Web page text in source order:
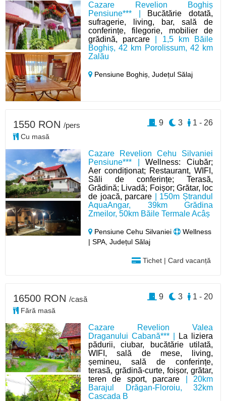
Cazare Revelion Boghiș
Pensiune*** | Bucătărie dotată,
sufragerie, living, bar, sală de
conferințe, filegorie, mobilier de
grădină, parcare | 1,5 km Băile
Boghiș, 42 km Porolissum, 42 km
Zalău
Pensiune Boghiș,Județul Sălaj
Cazare Revelion Cehu Silvaniei
Pensiune*** |Wellness: Ciubăr;
Aer condiționat; Restaurant, WIFI,
Săli de conferințe; Terasă,
Grădină; Livadă; Foișor; Grătar, loc
de joacă, parcare | 150m Ștrandul
AquaAngar, 39km Grădina
Zmeilor, 50km Băile Termale Acâș
Pensiune Cehu Silvaniei
Wellness
| SPA, Județul Sălaj
Tichet | Card vacanță
1550 RON /pers
Cu masă
1 - 26
3
9
Cazare Revelion Valea
Draganului Cabană*** |
La liziera
pădurii, ciubar, bucătărie utilată,
WIFI, sală de mese, living,
șemineu, sală de conferințe,
terasă, grădină-curte, foișor, grătar,
teren de sport, parcare | 20km
Barajul Drăgan-Floroiu, 32km
Cascada B
16500 RON /casă
Fără masă
1 - 20
3
9